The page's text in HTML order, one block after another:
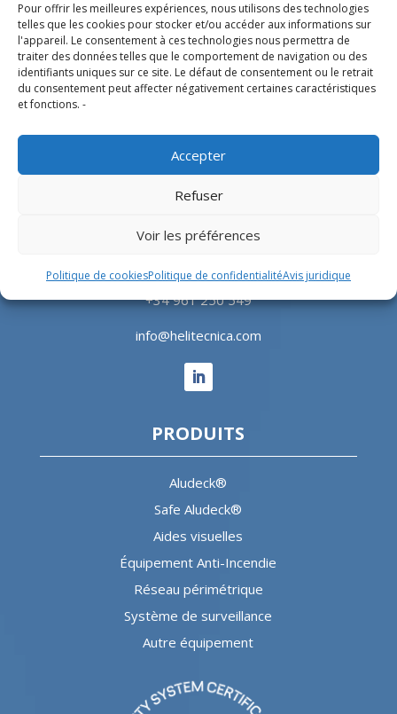
Pour offrir les meilleures expériences, nous utilisons des technologies
telles que les cookies pour stocker et/ou accéder aux informations sur
l'appareil. Le consentement à ces technologies nous permettra de
traiter des données telles que le comportement de navigation ou des
identifiants uniques sur ce site. Le défaut de consentement ou le retrait
du consentement peut affecter négativement certaines caractéristiques
et fonctions. -
Accepter
Refuser
Voir les préférences
Politique de cookiesPolitique de confidentialitéAvis juridique
Experts en conception, fabrication et fourniture
d’hélistations en aluminium et d’équipements
correspondants pour l’industrie offshore et le
secteur hospitalier.
SIÈGE SOCIAL
Bétera, Valencia, Spain
+34 961 250 549
info@helitecnica.com
PRODUITS
Aludeck®
Safe Aludeck®
Aides visuelles
Équipement Anti-Incendie
Réseau périmétrique
Système de surveillance
Autre équipement